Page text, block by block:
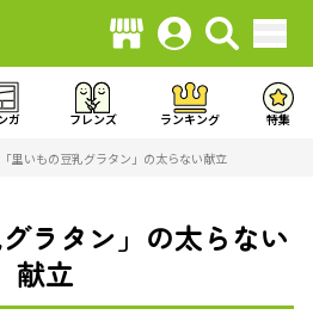
ガ フレンズ ランキング 特集
「里いもの豆乳グラタン」の太らない献立
ラタン」の太らない
献立